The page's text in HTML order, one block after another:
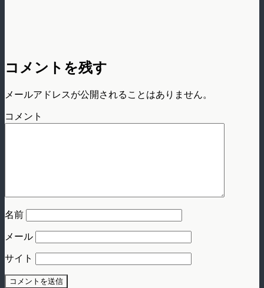
コメントを残す
メールアドレスが公開されることはありません。
コメント
名前
メール
サイト